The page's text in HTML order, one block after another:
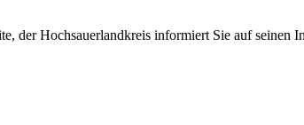
der Hochsauerlandkreis informiert Sie auf